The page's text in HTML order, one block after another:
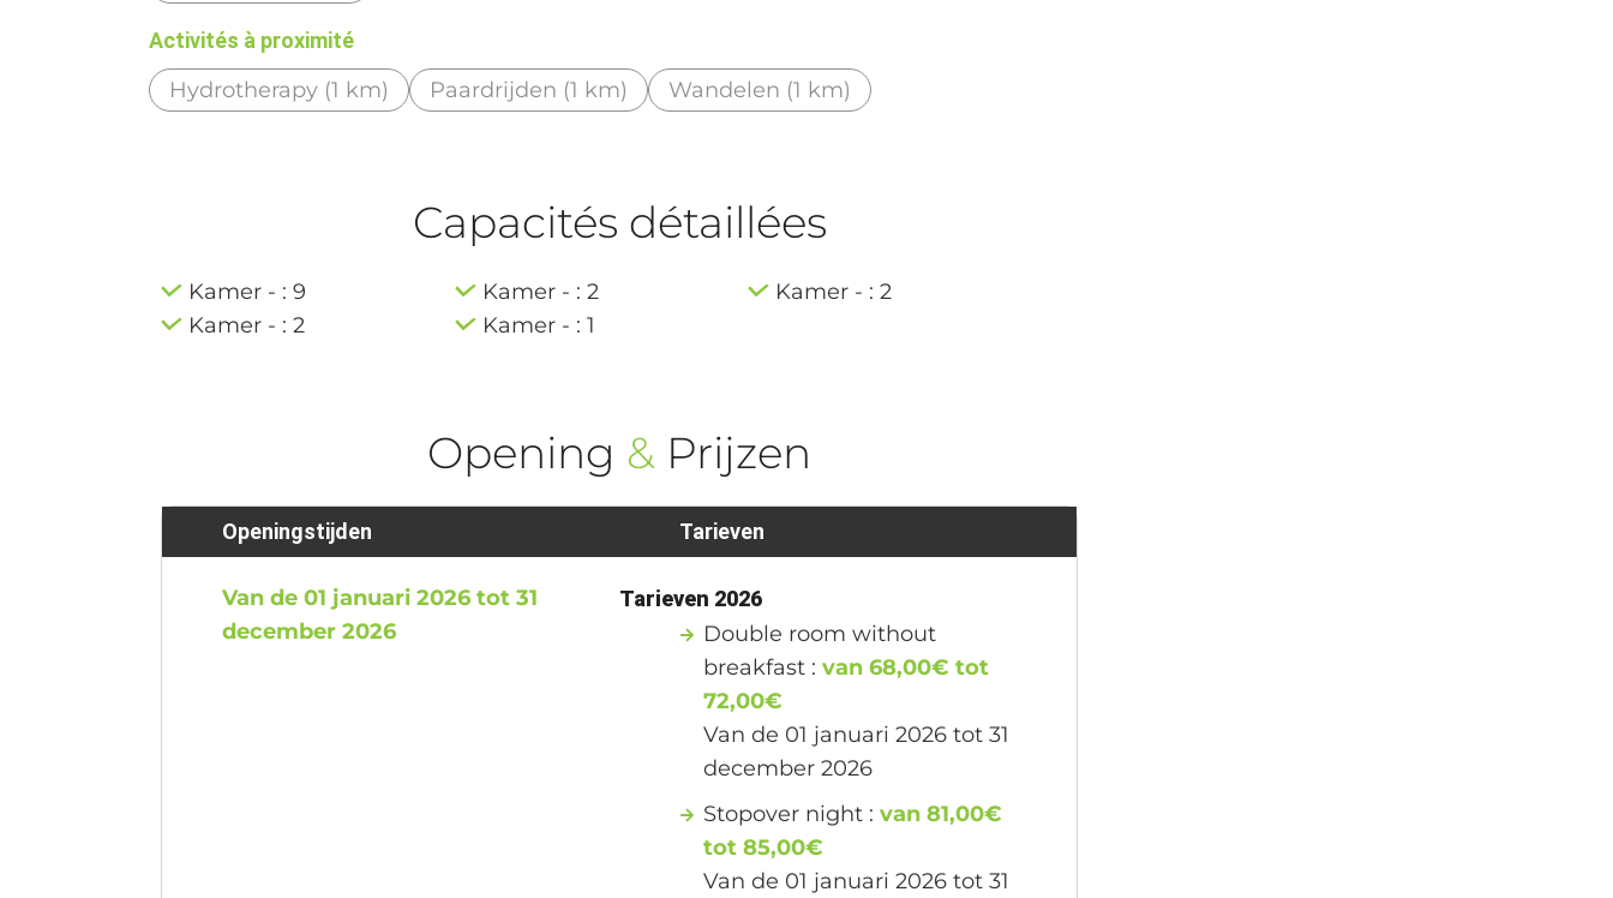
Activités à proximité
Hydrotherapy (1 km) Paardrijden (1 km) Wandelen (1 km)
Capacités détaillées
Kamer - : 9 Kamer - : 2
Kamer - : 2
Kamer - : 2
Kamer - : 1
Opening & Prijzen
Openingstijden
Van de 01 januari 2026 tot 31
december 2026
Tarieven
Tarieven 2026
Double room without
breakfast :van 68,00€ tot
72,00€
Van de 01 januari 2026 tot 31
december 2026
Stopover night :van 81,00€
tot 85,00€
Van de 01 januari 2026 tot 31